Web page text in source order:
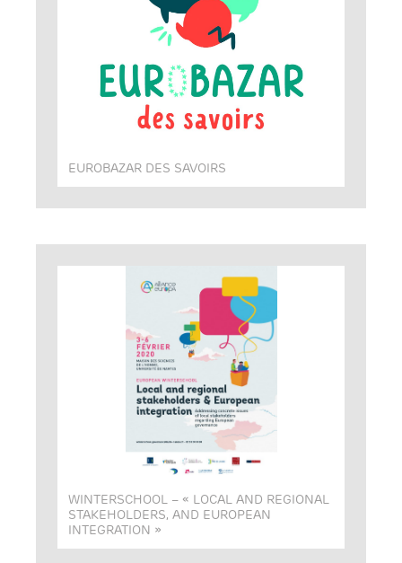
EUROBAZAR DES SAVOIRS
WINTERSCHOOL – « LOCAL AND REGIONAL
STAKEHOLDERS, AND EUROPEAN
INTEGRATION »